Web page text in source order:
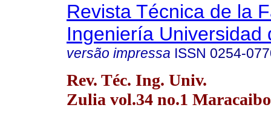
Revista Técnica de la
Ingeniería Universidad
versão impressa ISSN 0254-
Rev. Téc. Ing. Univ.
Zulia vol.34 no.1